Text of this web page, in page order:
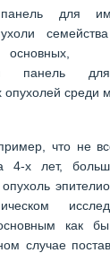
для
панель
опухолей среди
что не
4-х лет,
как
случае